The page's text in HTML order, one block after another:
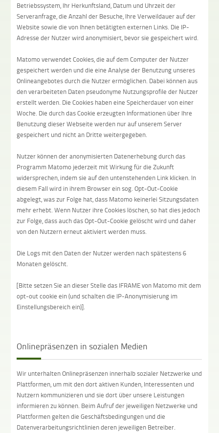
Betriebssystem, Ihr Herkunftsland, Datum und Uhrzeit der
Serveranfrage, die Anzahl der Besuche, Ihre Verweildauer auf der
Website sowie die von Ihnen betätigten externen Links. Die IP-
Adresse der Nutzer wird anonymisiert, bevor sie gespeichert wird.
Matomo verwendet Cookies, die auf dem Computer der Nutzer
gespeichert werden und die eine Analyse der Benutzung unseres
Onlineangebotes durch die Nutzer ermöglichen. Dabei können aus
den verarbeiteten Daten pseudonyme Nutzungsprofile der Nutzer
erstellt werden. Die Cookies haben eine Speicherdauer von einer
Woche. Die durch das Cookie erzeugten Informationen über Ihre
Benutzung dieser Webseite werden nur auf unserem Server
gespeichert und nicht an Dritte weitergegeben.
Nutzer können der anonymisierten Datenerhebung durch das
Programm Matomo jederzeit mit Wirkung für die Zukunft
widersprechen, indem sie auf den untenstehenden Link klicken. In
diesem Fall wird in ihrem Browser ein sog. Opt-Out-Cookie
abgelegt, was zur Folge hat, dass Matomo keinerlei Sitzungsdaten
mehr erhebt. Wenn Nutzer ihre Cookies löschen, so hat dies jedoch
zur Folge, dass auch das Opt-Out-Cookie gelöscht wird und daher
von den Nutzern erneut aktiviert werden muss.
Die Logs mit den Daten der Nutzer werden nach spätestens 6
Monaten gelöscht.
[Bitte setzen Sie an dieser Stelle das IFRAME von Matomo mit dem
opt-out cookie ein (und schalten die IP-Anonymisierung im
Einstellungsbereich ein)].
Onlinepräsenzen in sozialen Medien
Wir unterhalten Onlinepräsenzen innerhalb sozialer Netzwerke und
Plattformen, um mit den dort aktiven Kunden, Interessenten und
Nutzern kommunizieren und sie dort über unsere Leistungen
informieren zu können. Beim Aufruf der jeweiligen Netzwerke und
Plattformen gelten die Geschäftsbedingungen und die
Datenverarbeitungsrichtlinien deren jeweiligen Betreiber.